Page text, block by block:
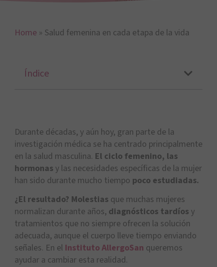
Home » Salud femenina en cada etapa de la vida
Índice
Durante décadas, y aún hoy, gran parte de la
investigación médica se ha centrado principalmente
en la salud masculina. El ciclo femenino, las
hormonas y las necesidades específicas de la mujer
han sido durante mucho tiempo poco estudiadas.
¿El resultado? Molestias que muchas mujeres
normalizan durante años, diagnósticos tardíos y
tratamientos que no siempre ofrecen la solución
adecuada, aunque el cuerpo lleve tiempo enviando
señales. En el Instituto AllergoSan queremos
ayudar a cambiar esta realidad.